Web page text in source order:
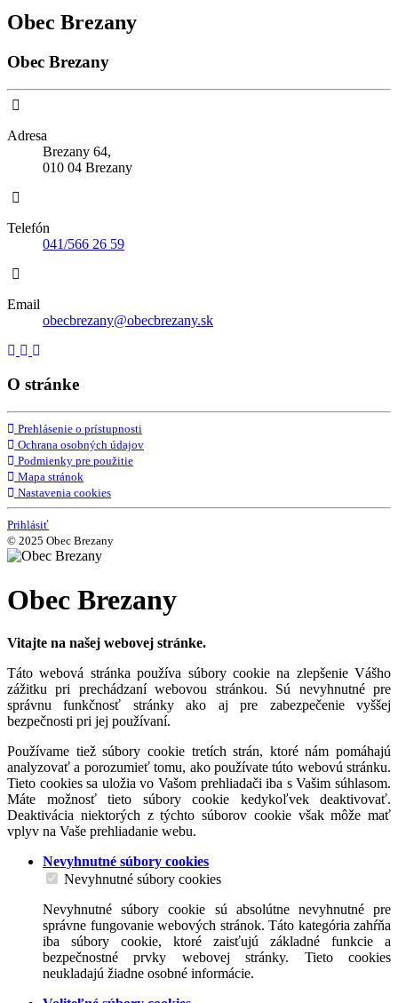
Obec Brezany
Obec Brezany
Adresa
Brezany 64,
010 04 Brezany
Telefón
041/566 26 59
Email
obecbrezany@obecbrezany.sk
O stránke
Prehlásenie o prístupnosti
Ochrana osobných údajov
Podmienky pre použitie
Mapa stránok
Nastavenia cookies
Prihlásiť
© 2025 Obec Brezany
Obec Brezany
Vitajte na našej webovej stránke.
Táto webová stránka používa súbory cookie na zlepšenie Vášho
zážitku pri prechádzaní webovou stránkou. Sú nevyhnutné pre
správnu funkčnosť stránky ako aj pre zabezpečenie vyššej
bezpečnosti pri jej používaní.
Používame tiež súbory cookie tretích strán, ktoré nám pomáhajú
analyzovať a porozumieť tomu, ako používate túto webovú stránku.
Tieto cookies sa uložia vo Vašom prehliadači iba s Vašim súhlasom.
Máte možnosť tieto súbory cookie kedykoľvek deaktivovať.
Deaktivácia niektorých z týchto súborov cookie však môže mať
vplyv na Vaše prehliadanie webu.
Nevyhnutné súbory cookies
Nevyhnutné súbory cookies
Nevyhnutné súbory cookie sú absolútne nevyhnutné pre
správne fungovanie webových stránok. Táto kategória zahŕňa
iba súbory cookie, ktoré zaisťujú základné funkcie a
bezpečnostné prvky webovej stránky. Tieto cookies
neukladajú žiadne osobné informácie.